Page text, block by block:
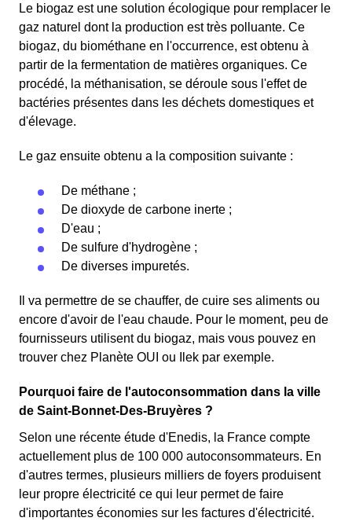
Le biogaz est une solution écologique pour remplacer le
gaz naturel dont la production est très polluante. Ce
biogaz, du biométhane en l'occurrence, est obtenu à
partir de la fermentation de matières organiques. Ce
procédé, la méthanisation, se déroule sous l'effet de
bactéries présentes dans les déchets domestiques et
d'élevage.
Le gaz ensuite obtenu a la composition suivante :
De méthane ;
De dioxyde de carbone inerte ;
D'eau ;
De sulfure d'hydrogène ;
De diverses impuretés.
Il va permettre de se chauffer, de cuire ses aliments ou
encore d'avoir de l'eau chaude. Pour le moment, peu de
fournisseurs utilisent du biogaz, mais vous pouvez en
trouver chez Planète OUI ou Ilek par exemple.
Pourquoi faire de l'autoconsommation dans la ville
de Saint-Bonnet-Des-Bruyères ?
Selon une récente étude d'Enedis, la France compte
actuellement plus de 100 000 autoconsommateurs. En
d'autres termes, plusieurs milliers de foyers produisent
leur propre électricité ce qui leur permet de faire
d'importantes économies sur les factures d'électricité.